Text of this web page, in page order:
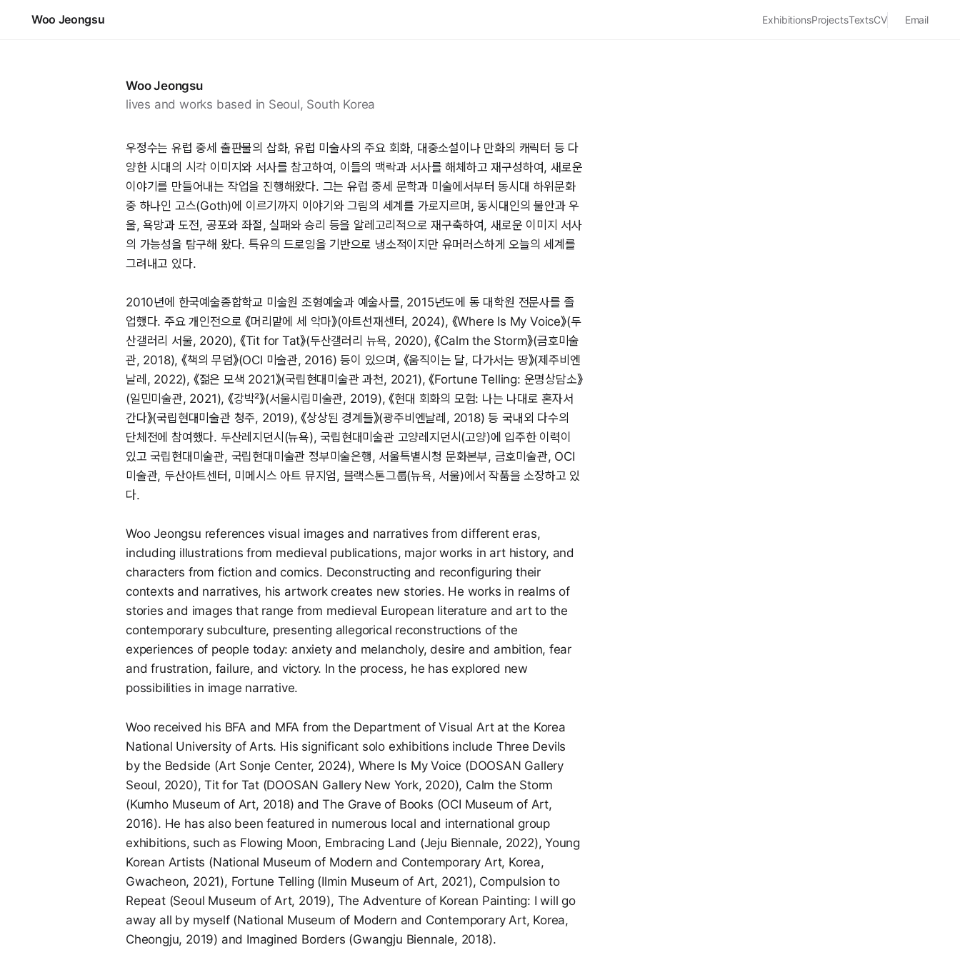
Woo Jeongsu ExhibitionsProjectsTextsCV Email
Woo Jeongsu
lives and works based in Seoul, South Korea
우정수는 유럽 중세 출판물의 삽화, 유럽 미술사의 주요 회화, 대중소설이나 만화의 캐릭터 등 다
양한 시대의 시각 이미지와 서사를 참고하여, 이들의 맥락과 서사를 해체하고 재구성하여, 새로운
이야기를 만들어내는 작업을 진행해왔다. 그는 유럽 중세 문학과 미술에서부터 동시대 하위문화
중 하나인 고스(Goth)에 이르기까지 이야기와 그림의 세계를 가로지르며, 동시대인의 불안과 우
울, 욕망과 도전, 공포와 좌절, 실패와 승리 등을 알레고리적으로 재구축하여, 새로운 이미지 서사
의 가능성을 탐구해 왔다. 특유의 드로잉을 기반으로 냉소적이지만 유머러스하게 오늘의 세계를
그려내고 있다.
2010년에 한국예술종합학교 미술원 조형예술과 예술사를, 2015년도에 동 대학원 전문사를 졸
업했다. 주요 개인전으로 《머리맡에 세 악마》(아트선재센터, 2024), 《Where Is My Voice》(두
산갤러리 서울, 2020), 《Tit for Tat》(두산갤러리 뉴욕, 2020), 《Calm the Storm》(금호미술
관, 2018), 《책의 무덤》(OCI 미술관, 2016) 등이 있으며, 《움직이는 달, 다가서는 땅》(제주비엔
날레, 2022), 《젊은 모색 2021》(국립현대미술관 과천, 2021), 《Fortune Telling: 운명상담소》
(일민미술관, 2021), 《강박²》(서울시립미술관, 2019), 《현대 회화의 모험: 나는 나대로 혼자서
간다》(국립현대미술관 청주, 2019), 《상상된 경계들》(광주비엔날레, 2018) 등 국내외 다수의
단체전에 참여했다. 두산레지던시(뉴욕), 국립현대미술관 고양레지던시(고양)에 입주한 이력이
있고 국립현대미술관, 국립현대미술관 정부미술은행, 서울특별시청 문화본부, 금호미술관, OCI
미술관, 두산아트센터, 미메시스 아트 뮤지엄, 블랙스톤그룹(뉴욕, 서울)에서 작품을 소장하고 있
다.
Woo Jeongsu references visual images and narratives from different eras,
including illustrations from medieval publications, major works in art history, and
characters from fiction and comics. Deconstructing and reconfiguring their
contexts and narratives, his artwork creates new stories. He works in realms of
stories and images that range from medieval European literature and art to the
contemporary subculture, presenting allegorical reconstructions of the
experiences of people today: anxiety and melancholy, desire and ambition, fear
and frustration, failure, and victory. In the process, he has explored new
possibilities in image narrative.
Woo received his BFA and MFA from the Department of Visual Art at the Korea
National University of Arts. His significant solo exhibitions include Three Devils
by the Bedside (Art Sonje Center, 2024), Where Is My Voice (DOOSAN Gallery
Seoul, 2020), Tit for Tat (DOOSAN Gallery New York, 2020), Calm the Storm
(Kumho Museum of Art, 2018) and The Grave of Books (OCI Museum of Art,
2016). He has also been featured in numerous local and international group
exhibitions, such as Flowing Moon, Embracing Land (Jeju Biennale, 2022), Young
Korean Artists (National Museum of Modern and Contemporary Art, Korea,
Gwacheon, 2021), Fortune Telling (Ilmin Museum of Art, 2021), Compulsion to
Repeat (Seoul Museum of Art, 2019), The Adventure of Korean Painting: I will go
away all by myself (National Museum of Modern and Contemporary Art, Korea,
Cheongju, 2019) and Imagined Borders (Gwangju Biennale, 2018).